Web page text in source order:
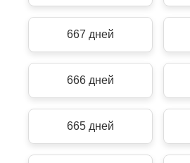
667 дней
666 дней
665 дней